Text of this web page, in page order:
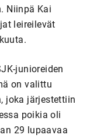
Niinpä Kai
leireilevät
junioreiden
on valittu
joka järjestettiin
poikia oli
29 lupaavaa